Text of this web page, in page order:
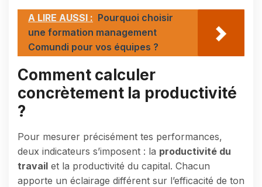
A LIRE AUSSI : Pourquoi choisir
une formation management
Comundi pour vos équipes ?
Comment calculer
concrètement la productivité
?
Pour mesurer précisément tes performances,
deux indicateurs s’imposent : la productivité du
travail et la productivité du capital. Chacun
apporte un éclairage différent sur l’efficacité de ton